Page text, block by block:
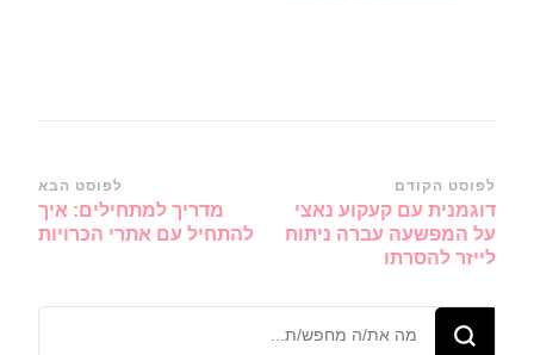
ניווט
ברשומות
לפוסט הקודם
דוגמנית עם קעקוע נאצי
על המפשעה עברה ניתוח
לייזר להסרתו
לפוסט הבא
מדריך למתחילים: איך
להתחיל עם אתרי הכרויות
מחפש/ת